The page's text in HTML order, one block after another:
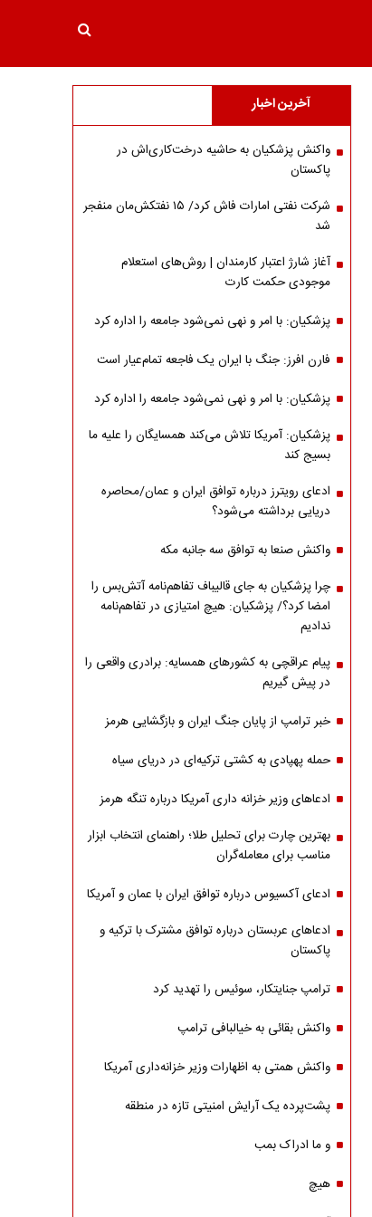
آخرین اخبار
واکنش پزشکیان به حاشیه درخت‌کاری‌اش در
پاکستان
شرکت نفتی امارات فاش کرد/ ۱۵ نفتکش‌مان منفجر
شد
آغاز شارژ اعتبار کارمندان | روش‌های استعلام
موجودی حکمت کارت
پزشکیان: با امر و نهی نمی‌شود جامعه را اداره کرد
فارن افرز: جنگ با ایران یک فاجعه تمام‌عیار است
پزشکیان: با امر و نهی نمی‌شود جامعه را اداره کرد
پزشکیان: آمریکا تلاش می‌کند همسایگان را علیه ما
بسیج کند
ادعای رویترز درباره توافق ایران و عمان/محاصره
دریایی برداشته می‌شود؟
واکنش صنعا به توافق سه جانبه مکه
چرا پزشکیان به جای قالیباف تفاهم‌نامه آتش‌بس را
امضا کرد؟/ پزشکیان: هیچ امتیازی در تفاهم‌نامه
ندادیم
پیام عراقچی به کشورهای همسایه: برادری واقعی را
در پیش گیریم
خبر ترامپ از پایان جنگ ایران و بازگشایی هرمز
حمله پهپادی به کشتی ترکیه‌ای در دریای سیاه
ادعاهای وزیر خزانه داری آمریکا درباره تنگه هرمز
بهترین چارت برای تحلیل طلا؛ راهنمای انتخاب ابزار
مناسب برای معامله‌گران
ادعای آکسیوس درباره توافق ایران با عمان و آمریکا
ادعاهای عربستان درباره توافق مشترک با ترکیه و
پاکستان
ترامپ جنایتکار، سوئیس را تهدید کرد
واکنش بقائی به خیالبافی ترامپ
واکنش همتی به اظهارات وزیر خزانه‌داری آمریکا
پشت‌پرده یک آرایش امنیتی تازه در منطقه
و ما ادراک بمب
هیچ